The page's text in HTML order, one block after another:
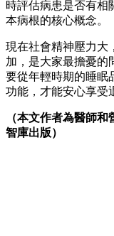
時評估病患是否有相
本病根的核心概念。
現在社會精神壓力大
加，是大家最擔憂的
要從年輕時期的睡眠
功能，才能安心享受
（本文作者為醫師和
智庫出版）